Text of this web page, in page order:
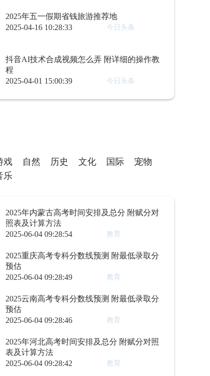
2025年五一假期省钱旅游推荐地
2025-04-16 10:28:33
今日头条
抖音AI技术合成视频怎么弄 附详细的操作教
程
2025-04-01 15:00:39
今日头条
戏 自然 历史 文化 国际
宠物
乐
2025年内蒙古高考时间安排及总分 附赋分对
照表及计算方法
2025-06-04 09:28:54
教育
2025重庆高考专科分数线预测 附最低录取分
预估
2025-06-04 09:28:49
教育
2025云南高考专科分数线预测 附最低录取分
预估
2025-06-04 09:28:46
教育
2025年河北高考时间安排及总分 附赋分对照
表及计算方法
2025-06-04 09:28:42
教育